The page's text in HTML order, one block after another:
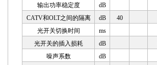
输出功率稳定度
dB
CATV和OLT之间的隔离
dB
40
光开关切换时间
ms
光开关的插入损耗
dB
噪声系数
dB